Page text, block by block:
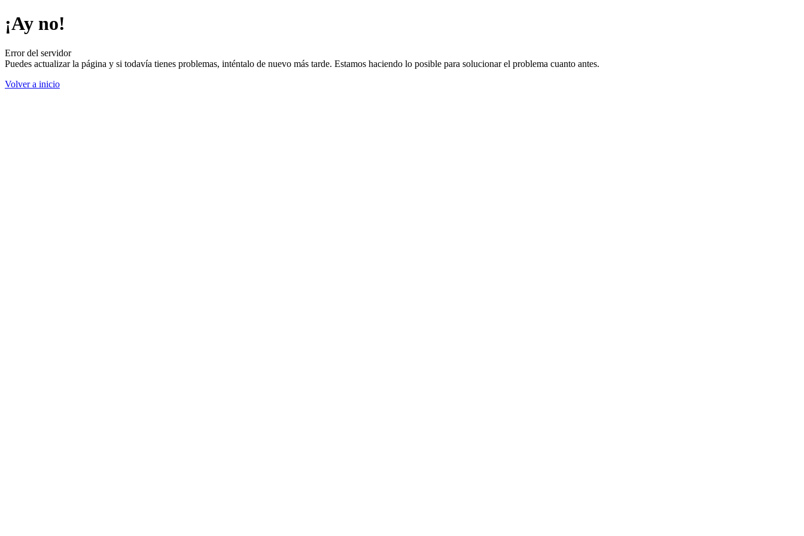
¡Ay no!
Error del servidor
Puedes actualizar la página y si todavía tienes problemas, inténtalo de nuevo más tarde. Estamos haciendo lo posible para solucionar el problema cuanto antes.
Volver a inicio